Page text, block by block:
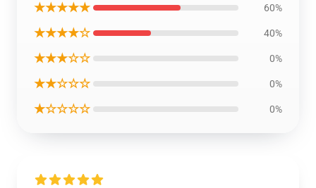
★★★★★ 60%
★★★★☆ 40%
★★★☆☆ 0%
★★☆☆☆ 0%
★☆☆☆☆ 0%